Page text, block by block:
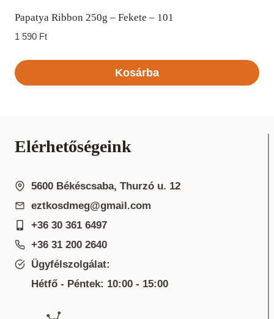
Papatya Ribbon 250g – Fekete – 101
1 590 Ft
Kosárba
Elérhetőségeink
5600 Békéscsaba, Thurzó u. 12
eztkosdmeg@gmail.com
+36 30 361 6497
+36 31 200 2640
Ügyfélszolgálat:
Hétfő - Péntek: 10:00 - 15:00